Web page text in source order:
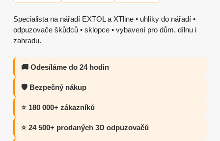
Specialista na nářadí EXTOL a XTline • uhlíky do nářadí •
odpuzovače škůdců • sklopce • vybavení pro dům, dílnu i
zahradu.
🚚 Odesíláme do 24 hodin
🛡️ Bezpečný nákup
⭐ 180 000+ zákazníků
⭐ 24 500+ prodaných 3D odpuzovačů